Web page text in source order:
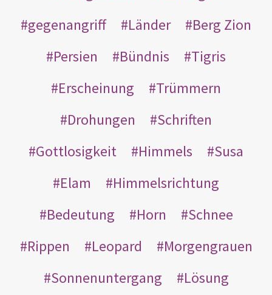
gegenangriff
Länder
Berg Zion
Persien
Bündnis
Tigris
Erscheinung
Trümmern
Drohungen
Schriften
Gottlosigkeit
Himmels
Susa
Elam
Himmelsrichtung
Bedeutung
Horn
Schnee
Rippen
Leopard
Morgengrauen
Sonnenuntergang
Lösung